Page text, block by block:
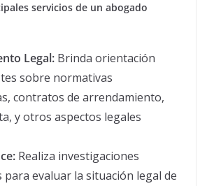
servicios de un abogado
Legal: Brinda orientación
sobre normativas
contratos de arrendamiento,
y otros aspectos legales
Realiza investigaciones
para evaluar la situación legal de